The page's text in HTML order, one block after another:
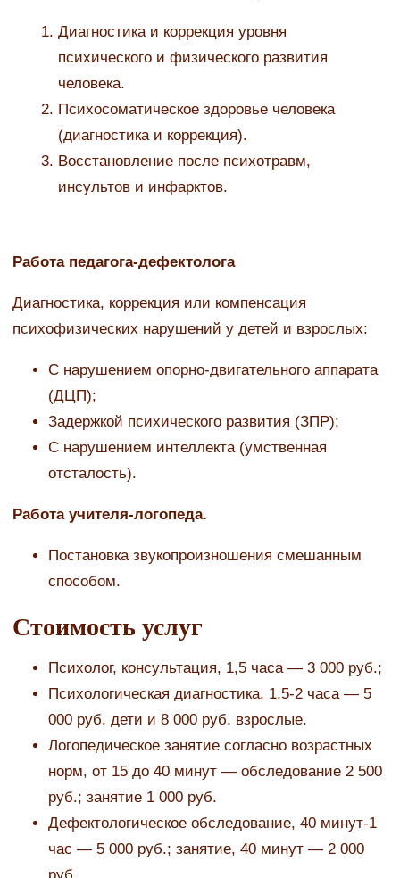
Диагностика и коррекция уровня
психического и физического развития
человека.
Психосоматическое здоровье человека
(диагностика и коррекция).
Восстановление после психотравм,
инсультов и инфарктов.
Работа педагога-дефектолога
Диагностика, коррекция или компенсация
психофизических нарушений у детей и взрослых:
С нарушением опорно-двигательного аппарата
(ДЦП);
Задержкой психического развития (ЗПР);
С нарушением интеллекта (умственная
отсталость).
Работа учителя-логопеда.
Постановка звукопроизношения смешанным
способом.
Стоимость услуг
Психолог, консультация, 1,5 часа — 3 000 руб.;
Психологическая диагностика, 1,5-2 часа — 5
000 руб. дети и 8 000 руб. взрослые.
Логопедическое занятие согласно возрастных
норм, от 15 до 40 минут — обследование 2 500
руб.; занятие 1 000 руб.
Дефектологическое обследование, 40 минут-1
час — 5 000 руб.; занятие, 40 минут — 2 000